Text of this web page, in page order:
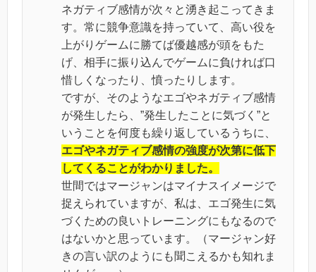
ネガティブ感情が次々と湧き起こってきま
す。常に競争意識を持っていて、高い役を
上がりゲームに勝てば優越感が頭をもた
げ、相手に振り込んでゲームに負ければ口
惜しくなったり、憤ったりします。
ですが、そのようなエゴやネガティブ感情
が発生したら、”発生したことに気づく”と
いうことを何度も繰り返しているうちに、
エゴやネガティブ感情の強度が次第に低下
してくることがわかりました。
世間ではマージャンはマイナスイメージで
捉えられていますが、私は、エゴ発生に気
づくための良いトレーニングにもなるので
はないかと思っています。（マージャン好
きの言い訳のようにも聞こえるかも知れま